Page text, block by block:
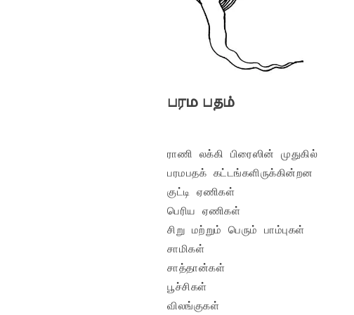
பரம பதம்
ராணி லக்கி பிரைஸின் முதுகில்
பரமபதக் கட்டங்களிருக்கின்றன
குட்டி ஏணிகள்
பெரிய ஏணிகள்
சிறு மற்றும் பெரும் பாம்புகள்
சாமிகள்
சாத்தான்கள்
பூச்சிகள்
விலங்குகள்